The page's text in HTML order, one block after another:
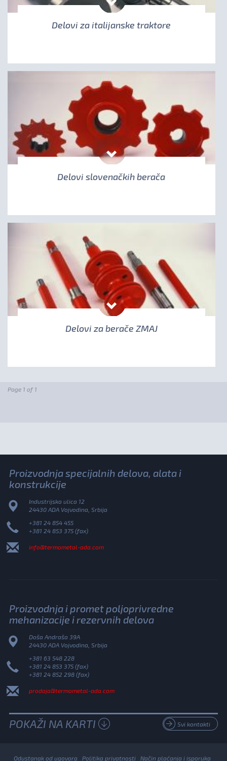
Delovi za italijanske traktore
Delovi slovenačkih berača
Delovi za berače ZMAJ
Page 1 of 1
Proizvodnja specijalnih delova, alata i
konstrukcije
Industrijska ulica 12
24430 ADA Vojvodina, Srbija
+381 24 854 455
+381 24 853 375 (fax)
info@termometal-ada.com
Proizvodnja i promet poljoprivredne
mehanizacije i rezervnih delova
Doša Andraša 39A
24430 ADA Vojvodina, Srbija
+381 63 548 228
+381 24 853 375 (fax)
+381 24 852 298 (fax)
prodaja@termometal-ada.com
Svi kontakti
POKAŽI NA KARTI
Odustanak od ugovora Politika privatnosti Način plaćanja i isporuka